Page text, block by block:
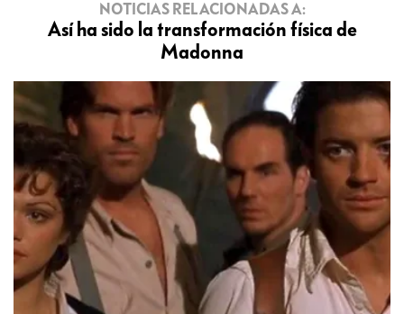
NOTICIAS RELACIONADAS A:
Así ha sido la transformación física de
Madonna